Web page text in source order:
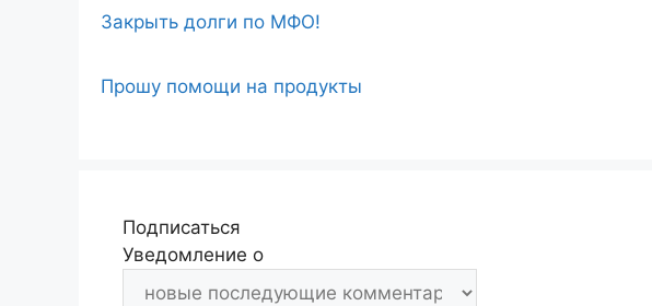
Закрыть долги по МФО!
Прошу помощи на продукты
Подписаться
Уведомление о